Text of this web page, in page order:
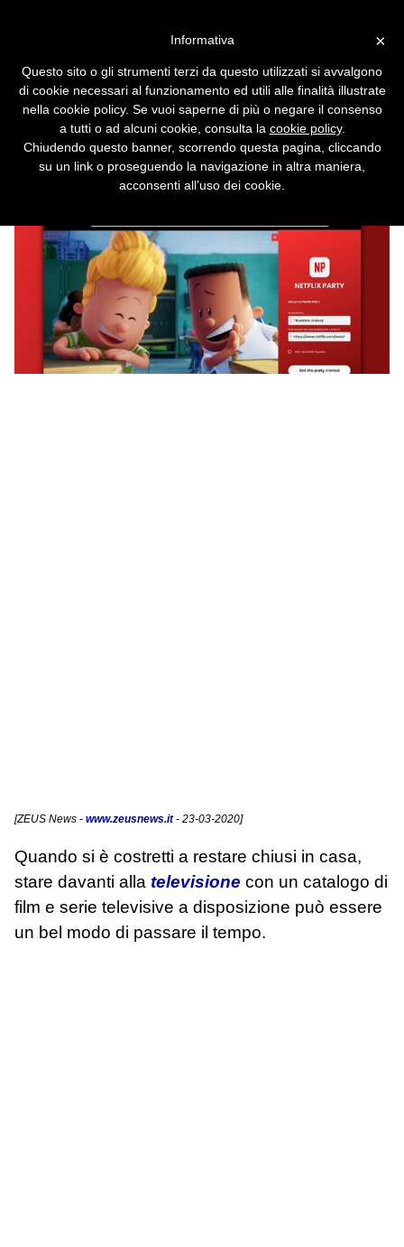
rispettando la quarantena?
Ecco come
Con Netflix Party è quasi come ritrovarsi
insieme dal vivo.
[ZEUS News - www.zeusnews.it- 23-03-2020]
Quando si è costretti a restare chiusi in casa,
stare davanti alla televisione con un catalogo di
film e serie televisive a disposizione può essere
un bel modo di passare il tempo.
×
Informativa
Questo sito o gli strumenti terzi da questo utilizzati si avvalgono
di cookie necessari al funzionamento ed utili alle finalità illustrate
nella cookie policy. Se vuoi saperne di più o negare il consenso
a tutti o ad alcuni cookie, consulta la cookie policy.
Chiudendo questo banner, scorrendo questa pagina, cliccando
su un link o proseguendo la navigazione in altra maniera,
acconsenti all’uso dei cookie.